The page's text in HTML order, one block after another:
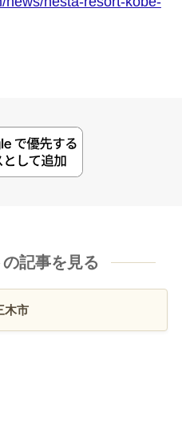
記事を見る
木市